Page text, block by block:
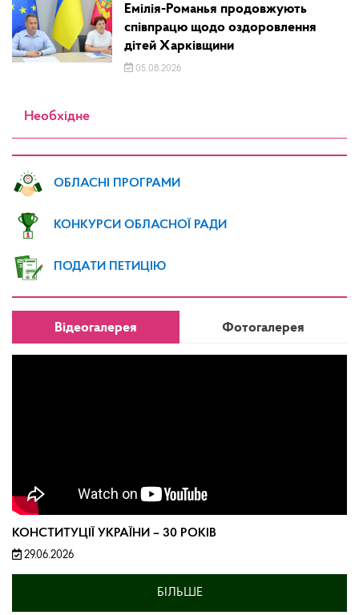
Емілія-Романья продовжують
співпрацю щодо оздоровлення
дітей Харківщини
05.08.2026
Необхідне
ОБЛАСНІ ПРОГРАМИ
КОНКУРСИ ОБЛАСНОЇ РАДИ
ПОДАТИ ПЕТИЦІЮ
Відеогалерея Фотогалерея
КОНСТИТУЦІЇ УКРАЇНИ – 30 РОКІВ
29.06.2026
БІЛЬШЕ